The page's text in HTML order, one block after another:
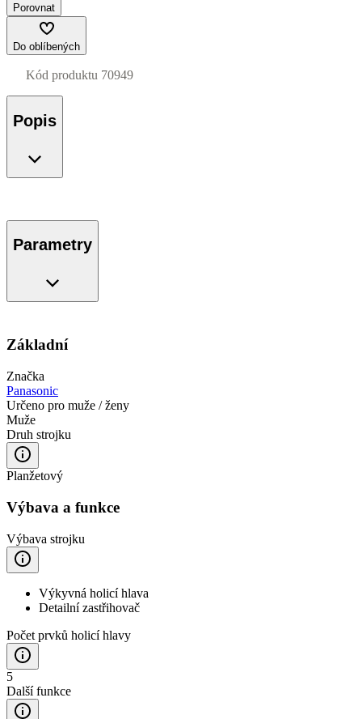
Porovnat
Do oblíbených
Kód produktu 70949
Popis
Parametry
Základní
Značka
Panasonic
Určeno pro muže / ženy
Muže
Druh strojku
Planžetový
Výbava a funkce
Výbava strojku
Výkyvná holicí hlava
Detailní zastřihovač
Počet prvků holicí hlavy
5
Další funkce